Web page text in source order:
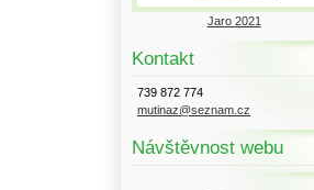
Jaro 2021
Kontakt
739 872 774
mutinaz@seznam.cz
Návštěvnost webu